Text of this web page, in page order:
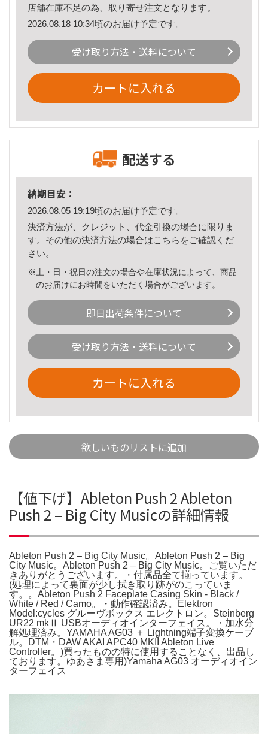
店舗在庫不足の為、取り寄せ注文となります。
2026.08.18 10:34頃のお届け予定です。
受け取り方法・送料について
カートに入れる
配送する
納期目安：
2026.08.05 19:19頃のお届け予定です。
決済方法が、クレジット、代金引換の場合に限りま
す。その他の決済方法の場合はこちら をご確認くだ
さい。
※土・日・祝日の注文の場合や在庫状況によって、商品
のお届けにお時間をいただく場合がございます。
即日出荷条件について
受け取り方法・送料について
カートに入れる
欲しいものリストに追加
【値下げ】Ableton Push 2 Ableton
Push 2 – Big City Musicの詳細情報
Ableton Push 2 – Big City Music。Ableton Push 2 – Big
City Music。Ableton Push 2 – Big City Music。ご覧いただ
きありがとうございます。・付属品全て揃っています。
(処理によって裏面が少し拭き取り跡がのこっていま
す。。Ableton Push 2 Faceplate Casing Skin - Black /
White / Red / Camo。・動作確認済み。Elektron
Model:cycles グルーヴボックス エレクトロン。Steinberg
UR22 mkⅡ USBオーディオインターフェイス。・加水分
解処理済み。YAMAHA AG03 ＋ Lightning端子変換ケーブ
ル。DTM・DAW AKAI APC40 MKII Ableton Live
Controller。)買ったものの特に使用することなく、出品し
ております。ゆあさま専用)Yamaha AG03 オーディオイン
ターフェイス